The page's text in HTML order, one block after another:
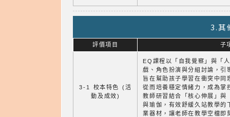
3.其
評價項目 子
3-1 校本特色 (活
動及成效)
EQ課程以「自我覺察」與「
戲、角色扮演與分組討論，引
旨在幫助孩子學習在衝突中同
從而培養穩定情緒力，成為掌
教師研習結合「核心伸展」與
與瑜伽，有效舒緩久站教學的
業器材，讓老師在教學空檔即